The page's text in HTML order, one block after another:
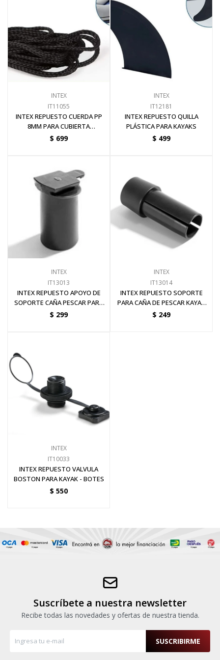
INTEX
IT11055
INTEX REPUESTO CUERDA PP
8MM PARA CUBIERTA
EMBARCACIONES
$ 699
INTEX
IT12181
INTEX REPUESTO QUILLA
PLÁSTICA PARA KAYAKS
$ 499
INTEX
IT13013
INTEX REPUESTO APOYO DE
SOPORTE CAÑA PESCAR PARA
KAYAK & BOTE
$ 299
INTEX
IT13014
INTEX REPUESTO SOPORTE
PARA CAÑA DE PESCAR KAYAK
EXCURSION PRO
$ 249
INTEX
IT10033
INTEX REPUESTO VALVULA
BOSTON PARA KAYAK - BOTES
$ 550
Suscríbete a nuestra newsletter
Recibe todas las novedades y ofertas de nuestra tienda.
SUSCRIBIRME
Electricidad
Ferretería
Herramientas Manuales
Generadores
Pinturas y Accesorios
Piscinas e Inflables
Sanitaria